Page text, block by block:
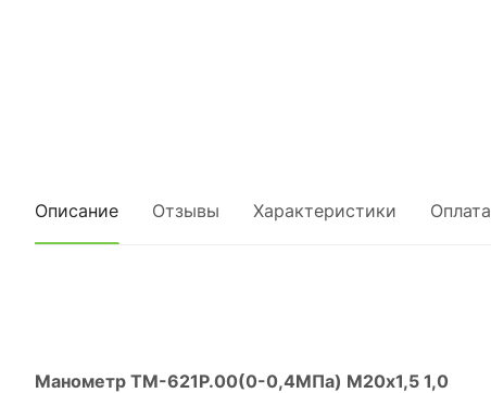
Описание Отзывы Характеристики Оплата
Манометр ТМ-621Р.00(0-0,4МПа) М20х1,5 1,0